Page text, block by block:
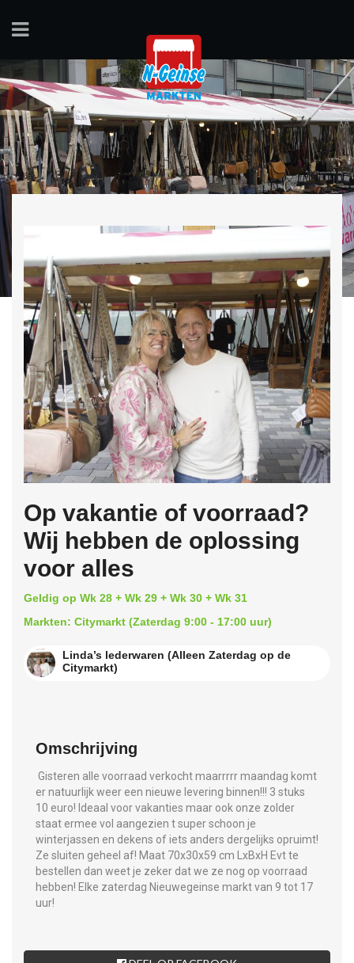
Op vakantie of voorraad?
Wij hebben de oplossing
voor alles
Geldig op Wk 28 + Wk 29 + Wk 30 + Wk 31
Markten: Citymarkt (Zaterdag 9:00 - 17:00 uur)
Linda’s lederwaren (Alleen Zaterdag op de
Citymarkt)
Omschrijving
Gisteren alle voorraad verkocht maarrrrr maandag komt
er natuurlijk weer een nieuwe levering binnen!!! 3 stuks
10 euro! Ideaal voor vakanties maar ook onze zolder
staat ermee vol aangezien t super schoon je
winterjassen en dekens of iets anders dergelijks opruimt!
Ze sluiten geheel af! Maat 70x30x59 cm LxBxH Evt te
bestellen dan weet je zeker dat we ze nog op voorraad
hebben! Elke zaterdag Nieuwegeinse markt van 9 tot 17
uur!